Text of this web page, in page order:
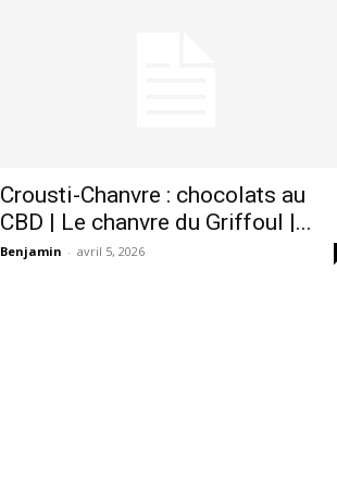
Crousti-Chanvre : chocolats au
CBD | Le chanvre du Griffoul |...
Benjamin - avril 5, 2026